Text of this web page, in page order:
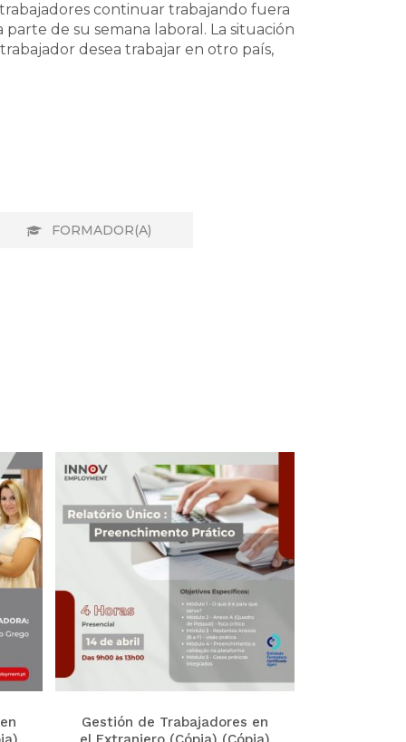
continuar trabajando fuera
de su semana laboral. La situación
desea trabajar en otro país,
FORMADOR(A)
Gestión de Trabajadores en